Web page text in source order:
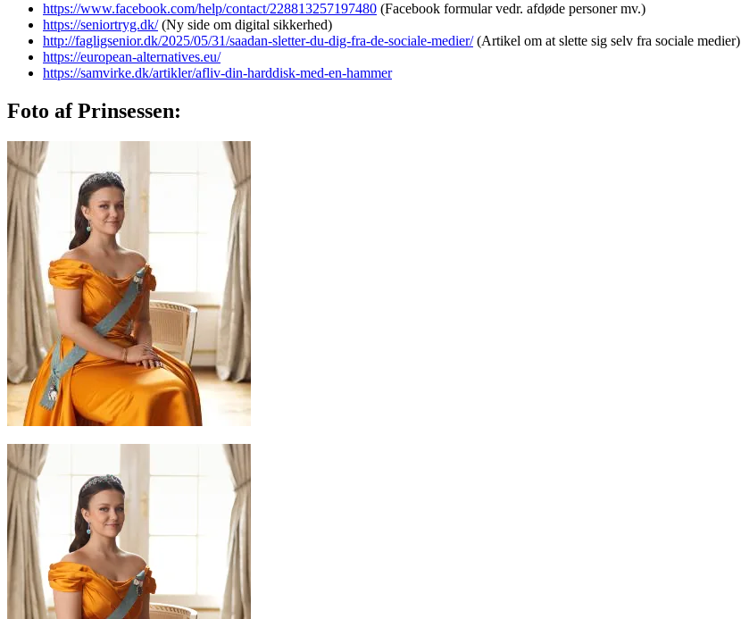
https://www.facebook.com/help/contact/228813257197480 (Facebook formular vedr. afdøde personer mv.)
https://seniortryg.dk/(Ny side om digital sikkerhed)
http://fagligsenior.dk/2025/05/31/saadan-sletter-du-dig-fra-de-sociale-medier/(Artikel om at slette sig selv fra sociale medier)
https://european-alternatives.eu/
https://samvirke.dk/artikler/afliv-din-harddisk-med-en-hammer
Foto af Prinsessen: